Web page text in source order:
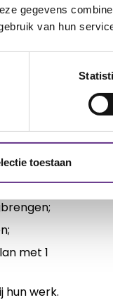
gegevens
van hun
toestaan
sociale
leven. En
naar
met 1
hun werk.